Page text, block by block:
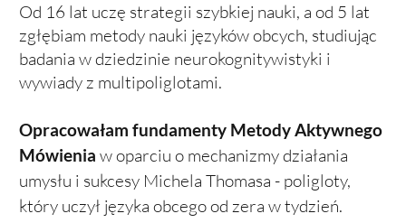
Od 16 lat uczę strategii szybkiej nauki, a od 5 lat
zgłębiam metody nauki języków obcych, studiując
badania w dziedzinie neurokognitywistyki i
wywiady z multipoliglotami.
Opracowałam fundamenty Metody Aktywnego
Mówienia w oparciu o mechanizmy działania
umysłu i sukcesy Michela Thomasa - poligloty,
który uczył języka obcego od zera w tydzień.